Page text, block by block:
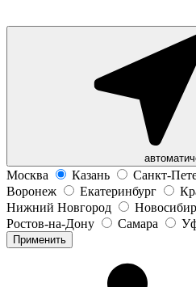
Москва Казань Санкт-
Воронеж
Екатеринбург
Нижний Новгород
Ростов-на-Дону
Самара
Применить